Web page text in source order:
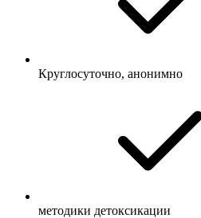
Круглосуточно, анонимно
методики детоксикации